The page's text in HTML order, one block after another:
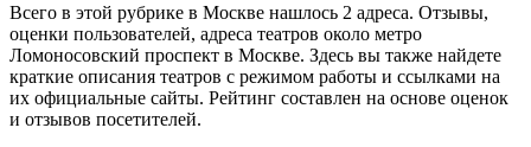
Всего в этой рубрике в Москве нашлось 2 адреса. Отзывы,
оценки пользователей, адреса театров около метро
Ломоносовский проспект в Москве. Здесь вы также найдете
краткие описания театров с режимом работы и ссылками на
их официальные сайты. Рейтинг составлен на основе оценок
и отзывов посетителей.